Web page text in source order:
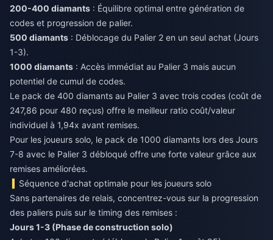
200-400 diamants : Équilibre optimal entre génération de
codes et progression de palier.
500 diamants : Déblocage du Palier 2 en un seul achat (Jours
1-3).
1000 diamants : Accès immédiat au Palier 3 mais aucun
potentiel de cumul de codes.
Le pack de 400 diamants au Palier 3 avec trois codes (coût de
247,86 pour 480 reçus) offre le meilleur ratio coût/valeur
individuel à 1,94x avant remises.
Pour les joueurs solo, le pack de 1000 diamants lors des Jours
7-8 avec le Palier 3 débloqué offre une forte valeur grâce aux
remises améliorées.
Séquence d'achat optimale pour les joueurs solo
Sans partenaires de relais, concentrez-vous sur la progression
des paliers puis sur le timing des remises :
Jours 1-3 (Phase de construction solo)